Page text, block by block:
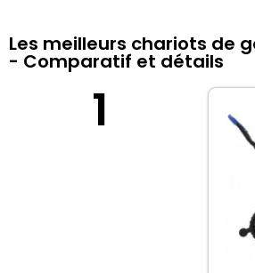
Les meilleurs chariots de
- Comparatif et détails
1